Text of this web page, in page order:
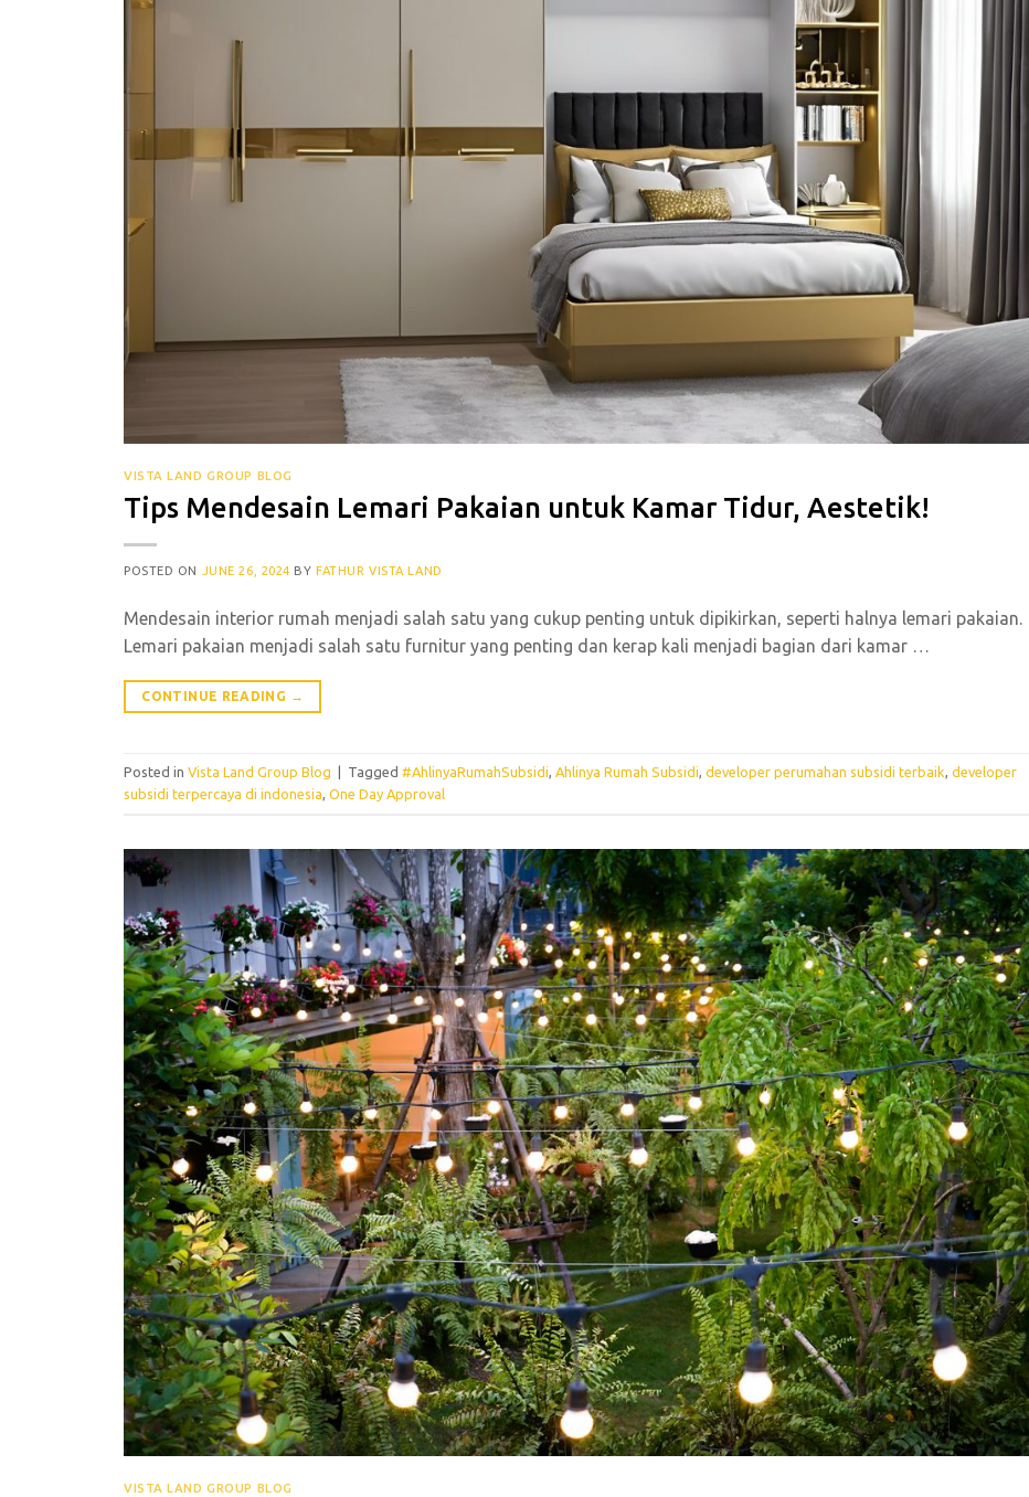
VISTA LAND GROUP BLOG
Tips Mendesain Lemari Pakaian untuk Kamar Tidur, Aestetik!
POSTED ON JUNE 26, 2024 BYFATHUR VISTA LAND
Mendesain interior rumah menjadi salah satu yang cukup penting untuk dipikirkan, seperti halnya lemari pakaian.
Lemari pakaian menjadi salah satu furnitur yang penting dan kerap kali menjadi bagian dari kamar …
CONTINUE READING →
Posted in Vista Land Group Blog Tagged #AhlinyaRumahSubsidi, Ahlinya Rumah Subsidi, developer perumahan subsidi terbaik, developer
subsidi terpercaya di indonesia, One Day Approval
VISTA LAND GROUP BLOG